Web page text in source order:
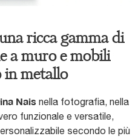
ricca gamma di
a muro e mobili
in metallo
Nais nella fotografia, nella
funzionale e versatile,
secondo le più